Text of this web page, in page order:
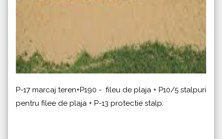
P-17 marcaj teren+P190 - fileu de plaja + P10/5 stalpuri
pentru filee de plaja + P-13 protectie stalp.